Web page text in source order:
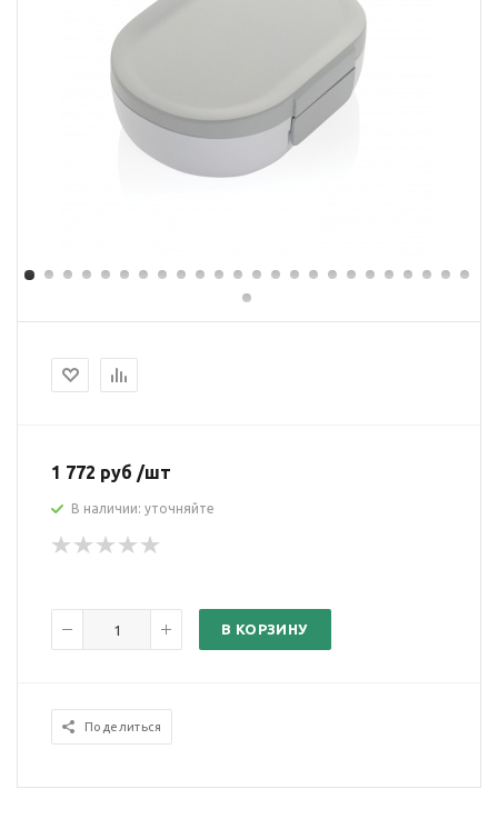
1 772 руб /шт
В наличии: уточняйте
В КОРЗИНУ
Поделиться